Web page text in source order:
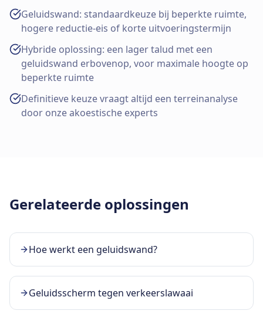
Geluidswand: standaardkeuze bij beperkte ruimte,
hogere reductie-eis of korte uitvoeringstermijn
Hybride oplossing: een lager talud met een
geluidswand erbovenop, voor maximale hoogte op
beperkte ruimte
Definitieve keuze vraagt altijd een terreinanalyse
door onze akoestische experts
Gerelateerde oplossingen
Hoe werkt een geluidswand?
Geluidsscherm tegen verkeerslawaai